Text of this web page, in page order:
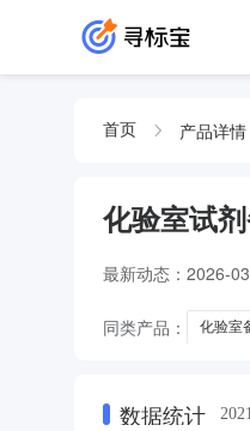
首页 产品详情
化验室试
最新动态： 2026-
同类产品： 化验室
数据统计